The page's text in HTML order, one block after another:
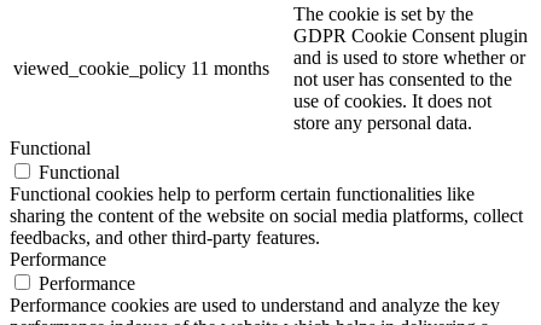
viewed_cookie_policy 11 months
The cookie is set by the
GDPR Cookie Consent plugin
and is used to store whether or
not user has consented to the
use of cookies. It does not
store any personal data.
Functional
Functional
Functional cookies help to perform certain functionalities like
sharing the content of the website on social media platforms, collect
feedbacks, and other third-party features.
Performance
Performance
Performance cookies are used to understand and analyze the key